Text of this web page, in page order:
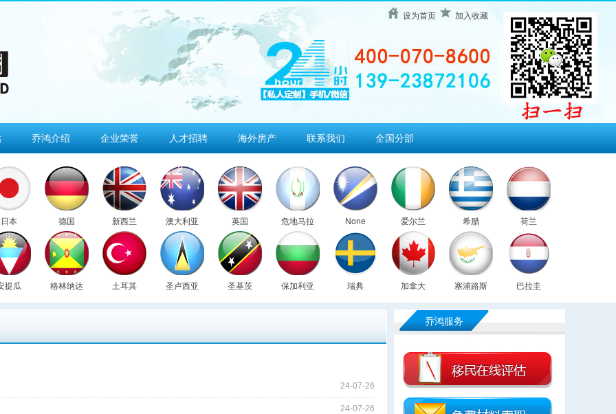
设为首页 加入收藏
乔鸿介绍 企业荣誉 人才招聘 海外房产 联系我们 全国分部
日本 德国 新西兰 澳大利亚 英国 危地马拉 None 爱尔兰 希腊 荷兰
提瓜 格林纳达 土耳其 圣卢西亚 圣基茨 保加利亚 瑞典 加拿大 塞浦路斯 巴拉圭
24-07-26
24-07-26
乔鸿服务